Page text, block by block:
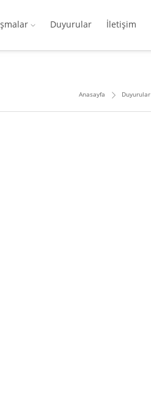
Duyurular İletişim
Anasayfa Duyurular